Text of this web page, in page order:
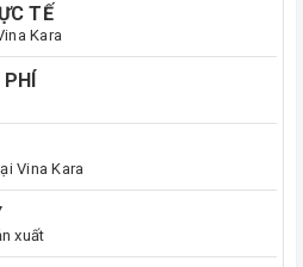
TẾ
Kara
Vina Kara
xuất